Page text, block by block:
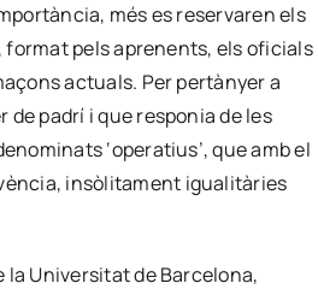
més es reservaren els
format pels aprenents, els oficials
actuals. Per pertànyer a
padrí i que responia de les
‘operatius’, que amb el
insòlitament igualitàries
Universitat de Barcelona,